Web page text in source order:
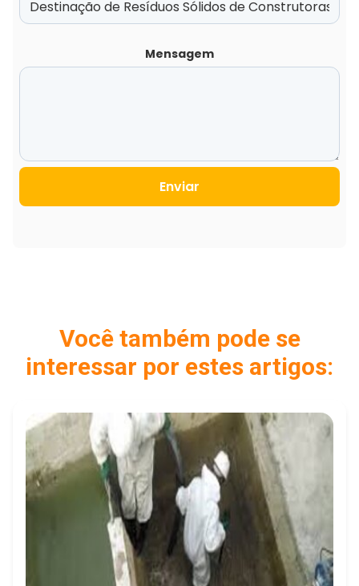
Mensagem
Enviar
Você também pode se
interessar por estes artigos: